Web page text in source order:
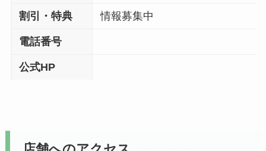
割引・特典 情報募集中
電話番号
公式HP